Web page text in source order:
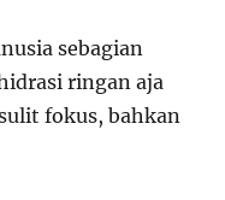
sebagian
ringan aja
fokus, bahkan